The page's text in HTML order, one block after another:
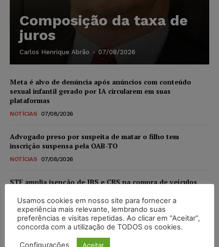
Composição da taxa de
juros
Carlos Henrique Abrão - 07/08/2026
Meta é alvo de denúncia após anúncios com conteúdo
sexual infantil gerado por IA circularem em suas
plataformas
NOTÍCIAS 07/08/2026
Advogado preso por suspeita de matar o filho tem
inscrição suspensa pela OAB-TO
NOTÍCIAS 07/08/2026
STF amplia isenção de IBS e CBS na compra de veículos
níveis
DIREITO TRIBUTÁRIO 07/08/2026
Justiça do Trabalho mantém justa causa de empregado que
Usamos cookies em nosso site para fornecer a
experiência mais relevante, lembrando suas
preferências e visitas repetidas. Ao clicar em “Aceitar”,
concorda com a utilização de TODOS os cookies.
Configurações Aceitar